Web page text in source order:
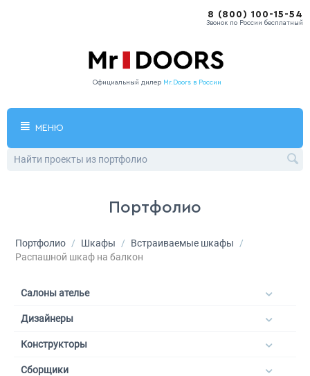
8 (800) 100-15-54
Звонок по России бесплатный
Официальный дилер Mr.Doors в России
МЕНЮ
Портфолио
Портфолио / Шкафы / Встраиваемые шкафы
/
Распашной шкаф на балкон
Салоны ателье
Дизайнеры
Конструкторы
Сборщики